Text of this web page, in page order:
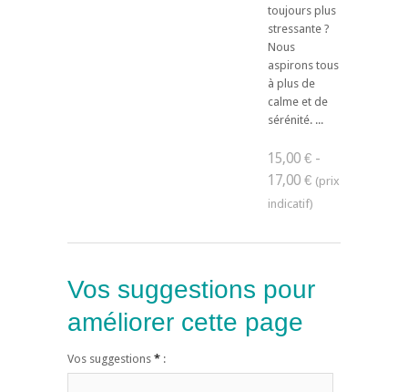
toujours plus
stressante ?
Nous
aspirons tous
à plus de
calme et de
sérénité. ...
15,00 € -
17,00 €
Vos suggestions pour
améliorer cette page
Vos suggestions * :